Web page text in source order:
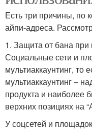
Есть три причины, по
айпи-адреса.
1. Защита от бана при
Социальные сети и
мультиаккаунтинг, то
мультиаккаунтинг –
продукта и наиболее
верхних позициях на
У соцсетей и